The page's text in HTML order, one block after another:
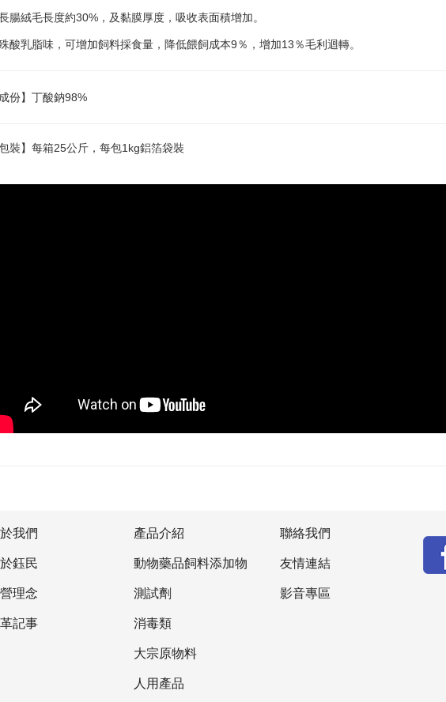
腸絨毛長度約30%，及黏膜厚度，吸收表面積增加。
酸乳脂味，可增加飼料採食量，降低餵飼成本9％，增加13％毛利迴轉。
成份】丁酸鈉98%
包裝】每箱25公斤，每包1kg鋁箔袋裝
我們
鈺民
理念
記事
產品介紹
動物藥品飼料添加物
測試劑
消毒類
大宗原物料
人用產品
聯絡我們
友情連結
影音專區